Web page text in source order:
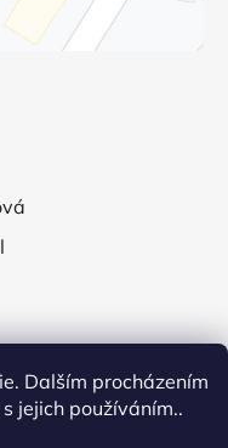
Dalším procházením
jejich používáním..